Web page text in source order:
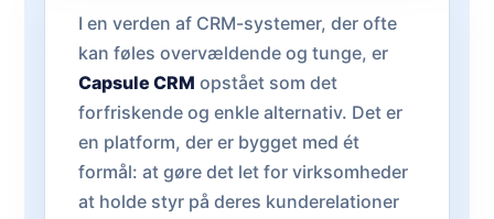
I en verden af CRM-systemer, der ofte
kan føles overvældende og tunge, er
Capsule CRM opstået som det
forfriskende og enkle alternativ. Det er
en platform, der er bygget med ét
formål: at gøre det let for virksomheder
at holde styr på deres kunderelationer